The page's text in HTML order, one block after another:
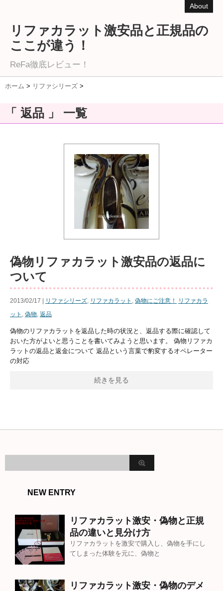
About
リファカラット激安品と正規品の
ここが違う！
ReFa徹底レビュー！
ホーム > リファシリーズ >
「 返品 」 一覧
偽物リファカラット激安品の返品に
ついて
2013/02/17 | リファシリーズ, リファカラット , 偽物にご注意！
リファカラ
ット , 偽物, 返品
偽物のリファカラットを返品した時の状況と、返品する際に確認して
おいた方がよいと思うことを書いてみようと思います。 偽物リファカ
ラットの返品と返金について 返品という言葉で豹変するオペレーター
の対応
続きを見る
NEW ENTRY
リファカラット激安・偽物と正規
品の違いと見分け方
リファカラットを激安で購入し、偽物を手にし
てしまった体験を元に、偽物と
リファカラット激安・偽物のデメ